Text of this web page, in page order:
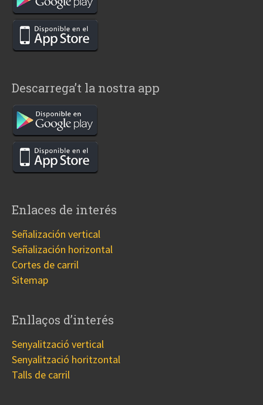
Descarrega’t la nostra app
Enlaces de interés
Señalización vertical
Señalización horizontal
Cortes de carril
Sitemap
Enllaços d’interés
Senyalització vertical
Senyalització horitzontal
Talls de carril